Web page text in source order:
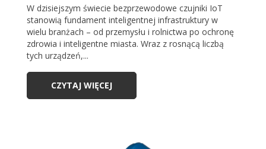
W dzisiejszym świecie bezprzewodowe czujniki IoT
stanowią fundament inteligentnej infrastruktury w
wielu branżach – od przemysłu i rolnictwa po ochronę
zdrowia i inteligentne miasta. Wraz z rosnącą liczbą
tych urządzeń,...
CZYTAJ WIĘCEJ